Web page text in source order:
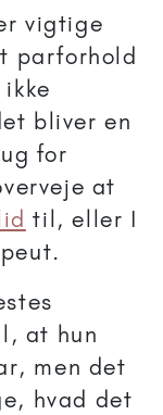
vigtige
parforhold
bliver en
for
at
til, eller I
at hun
men det
hvad det